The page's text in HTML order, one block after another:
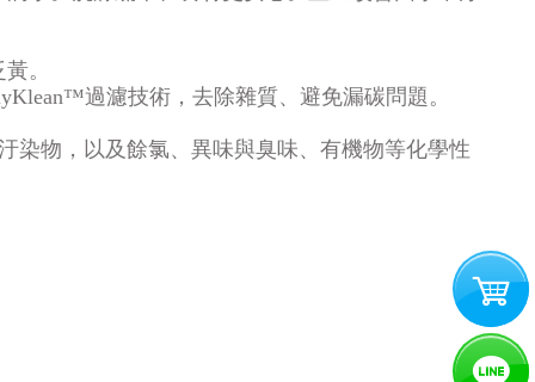
。
過濾技術，去除雜質、避免漏碳問題。
染物，以及餘氯、異味與臭味、有機物等化學性